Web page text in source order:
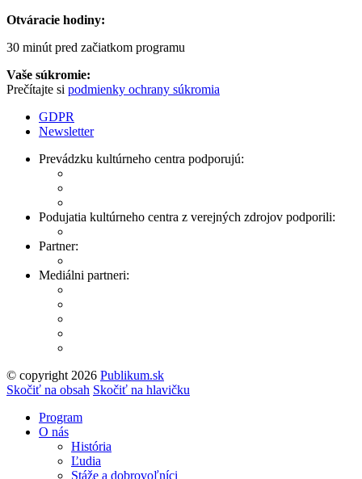
Otváracie hodiny:
30 minút pred začiatkom programu
Vaše súkromie:
Prečítajte si podmienky ochrany súkromia
GDPR
Newsletter
Prevádzku kultúrneho centra podporujú:
Podujatia kultúrneho centra z verejných zdrojov podporili:
Partner:
Mediálni partneri:
© copyright 2026 Publikum.sk
Tvorba stránok: Enjoy
Skočiť na obsah Skočiť na hlavičku
Program
O nás
História
Ľudia
Stáže a dobrovoľníci